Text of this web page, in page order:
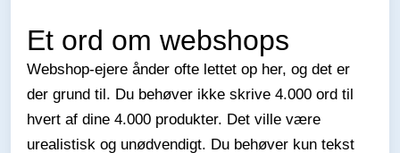
Et ord om webshops
Webshop-ejere ånder ofte lettet op her, og det er
der grund til. Du behøver ikke skrive 4.000 ord til
hvert af dine 4.000 produkter. Det ville være
urealistisk og unødvendigt. Du behøver kun tekst